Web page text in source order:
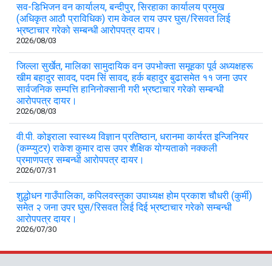
सव-डिभिजन वन कार्यालय, बन्दीपुर, सिरहाका कार्यालय प्रमुख
(अधिकृत आठौ प्राविधिक) राम केवल राय उपर घुस/रिसवत लिई
भ्रष्टाचार गरेको सम्बन्धी आरोपपत्र दायर।
2026/08/03
जिल्ला सुर्खेत, मालिका सामुदायिक वन उपभोक्ता समूहका पूर्व अध्यक्षहरू
खीम बहादुर सावद, पदम सिं सावद, हर्क बहादुर बुढासमेत ११ जना उपर
सार्वजनिक सम्पत्ति हानिनोक्सानी गरी भ्रष्टाचार गरेको सम्बन्धी
आरोपपत्र दायर।
2026/08/03
वी.पी. कोइराला स्वास्थ्य विज्ञान प्रतिष्ठान, धरानमा कार्यरत इन्जिनियर
(कम्प्युटर) राकेश कुमार दास उपर शैक्षिक योग्यताको नक्कली
प्रमाणपत्र सम्बन्धी आरोपपत्र दायर।
2026/07/31
शुद्धोधन गाउँपालिका, कपिलवस्तुका उपाध्यक्ष होम प्रकाश चौधरी (कुर्मी)
समेत २ जना उपर घुस/रिसवत लिई दिई भ्रष्टाचार गरेको सम्बन्धी
आरोपपत्र दायर।
2026/07/30